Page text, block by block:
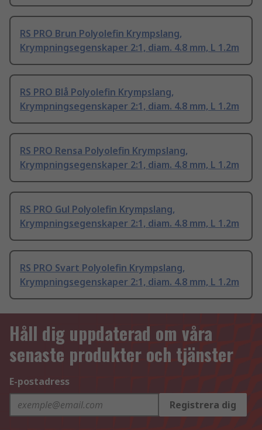
RS PRO Brun Polyolefin Krympslang,
Krympningsegenskaper 2:1, diam. 4.8 mm, L 1.2m
RS PRO Blå Polyolefin Krympslang,
Krympningsegenskaper 2:1, diam. 4.8 mm, L 1.2m
RS PRO Rensa Polyolefin Krympslang,
Krympningsegenskaper 2:1, diam. 4.8 mm, L 1.2m
RS PRO Gul Polyolefin Krympslang,
Krympningsegenskaper 2:1, diam. 4.8 mm, L 1.2m
RS PRO Svart Polyolefin Krympslang,
Krympningsegenskaper 2:1, diam. 4.8 mm, L 1.2m
Håll dig uppdaterad om våra
senaste produkter och tjänster
E-postadress
Registrera dig